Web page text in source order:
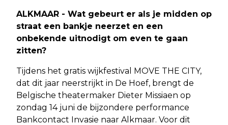
ALKMAAR - Wat gebeurt er als je midden op
straat een bankje neerzet en een
onbekende uitnodigt om even te gaan
zitten?
Tijdens het gratis wijkfestival MOVE THE CITY,
dat dit jaar neerstrijkt in De Hoef, brengt de
Belgische theatermaker Dieter Missiaen op
zondag 14 juni de bijzondere performance
Bankcontact Invasie naar Alkmaar. Voor dit